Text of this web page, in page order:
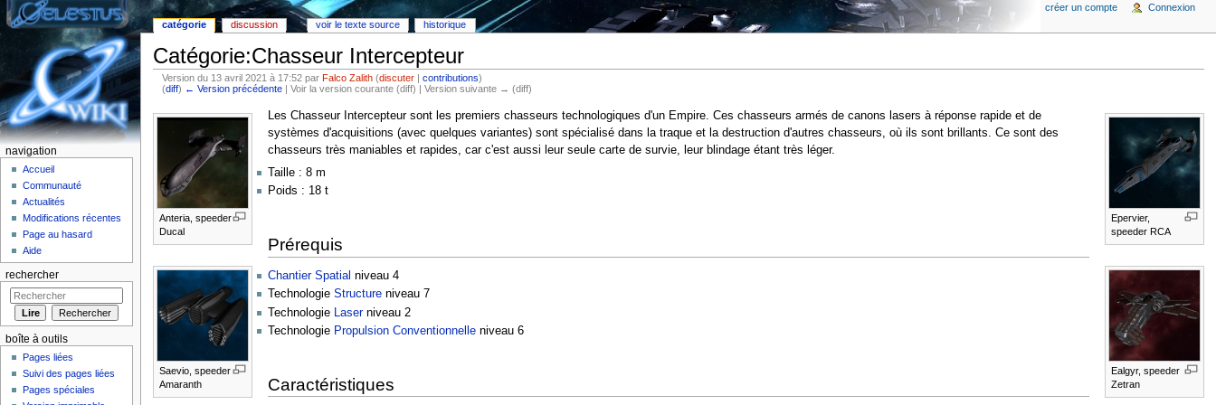
Catégorie:Chasseur Intercepteur
Version du 13 avril 2021 à 17:52 parFalco Zalith (discuter |contributions)
(diff) ← Version précédente | Voir la version courante (diff) | Version suivante → (diff)
Epervier,
speeder RCA
Anteria, speeder
Ducal
Ealgyr, speeder
Zetran
Saevio, speeder
Amaranth
Les Chasseur Intercepteur sont les premiers chasseurs technologiques d'un Empire. Ces chasseurs armés de canons lasers à réponse rapide et de
systèmes d'acquisitions (avec quelques variantes) sont spécialisé dans la traque et la destruction d'autres chasseurs, où ils sont brillants. Ce sont des
chasseurs très maniables et rapides, car c'est aussi leur seule carte de survie, leur blindage étant très léger.
Taille : 8 m
Poids : 18 t
Prérequis
Chantier Spatial niveau 4
TechnologieStructure niveau 7
Technologie
Laserniveau 2
Technologie Propulsion Conventionnelle niveau 6
Caractéristiques
catégorie discussion voir le texte source historique
créer un compte Connexion
navigation
Accueil
Communauté
Actualités
Modifications récentes
Page au hasard
Aide
rechercher
boîte à outils
Pages liées
Suivi des pages liées
Pages spéciales